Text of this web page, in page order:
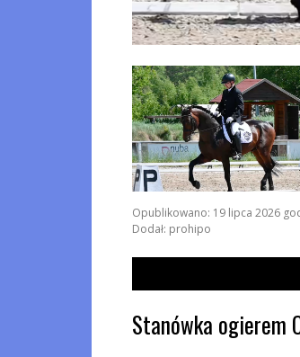
Opublikowano: 19 lipca 2026
Dodał: prohipo
Stanówka ogierem